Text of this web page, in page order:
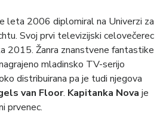
leta 2006 diplomiral na Univerzi za
Svoj prvi televizijski celovečerec
2015. Žanra znanstvene fantastike
mladinsko TV-serijo
distribuirana pa je tudi njegova
van Floor. Kapitanka Nova je
prvenec.